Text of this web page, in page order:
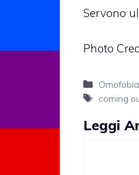
Servono
Photo
Categorie
Omofobia
Tag
coming
Leggi